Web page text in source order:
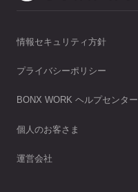
情報セキュリティ方針
プライバシーポリシー
BONX WORK ヘルプセンター
個人のお客さま
運営会社